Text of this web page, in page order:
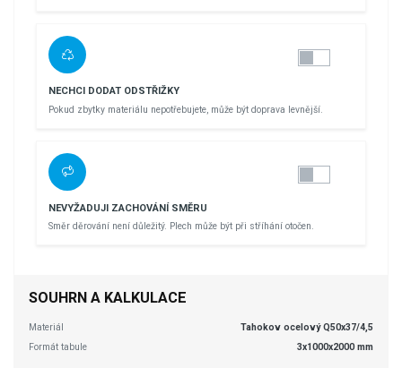
NECHCI DODAT ODSTŘIŽKY
Pokud zbytky materiálu nepotřebujete, může být doprava levnější.
NEVYŽADUJI ZACHOVÁNÍ SMĚRU
Směr děrování není důležitý. Plech může být při stříhání otočen.
SOUHRN A KALKULACE
Materiál
Tahokov ocelový Q50x37/4,5
Formát tabule
3x1000x2000 mm